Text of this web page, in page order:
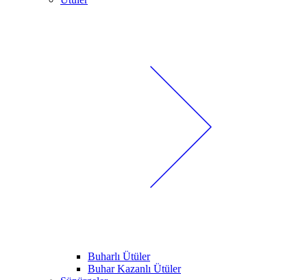
Buharlı Ütüler
Buhar Kazanlı Ütüler